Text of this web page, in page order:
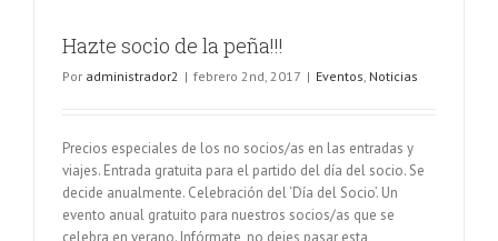
Hazte socio de la peña!!!
Por administrador2 | febrero 2nd, 2017 | Eventos, Noticias
Precios especiales de los no socios/as en las entradas y
viajes. Entrada gratuita para el partido del día del socio. Se
decide anualmente. Celebración del ‘Día del Socio’. Un
evento anual gratuito para nuestros socios/as que se
celebra en verano. Infórmate, no dejes pasar esta